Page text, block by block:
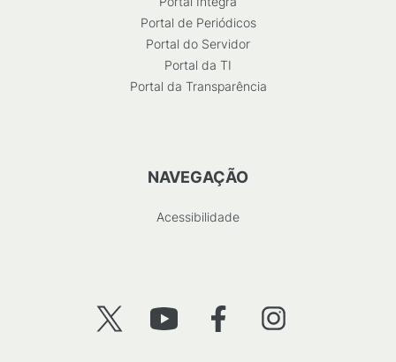
Portal de Periódicos
Portal do Servidor
Portal da TI
Portal da Transparência
NAVEGAÇÃO
Acessibilidade